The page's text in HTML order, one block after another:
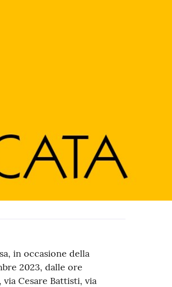
in occasione della
2023, dalle ore
Cesare Battisti, via